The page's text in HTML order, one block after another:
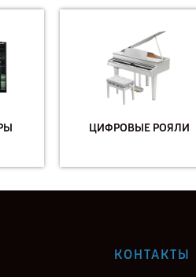
ЦИФРОВЫЕ РОЯЛИ
КОНТАКТЫ